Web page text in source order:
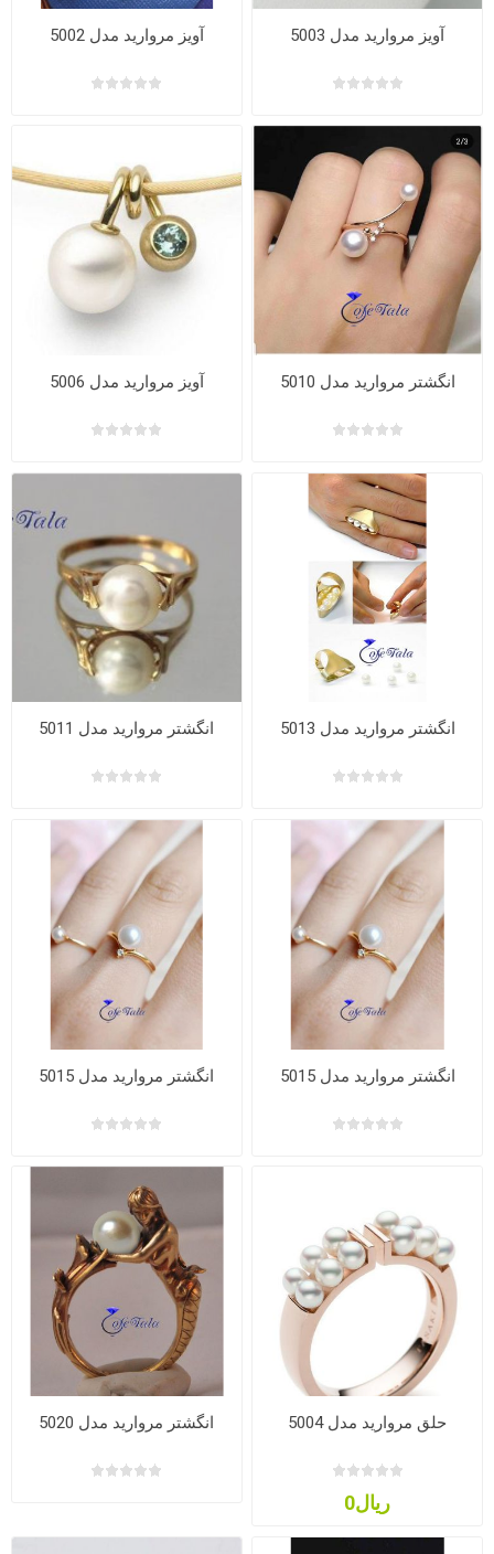
آویز مروارید مدل 5002 آویز مروارید مدل 5003
آویز مروارید مدل 5006 انگشتر مروارید مدل 5010
انگشتر مروارید مدل 5011 انگشتر مروارید مدل 5013
انگشتر مروارید مدل 5015 انگشتر مروارید مدل 5015
انگشتر مروارید مدل 5020 حلق مروارید مدل 5004
ریال0